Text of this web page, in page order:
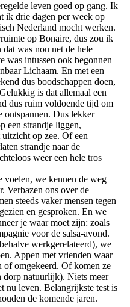
leven goed op gang. Ik
ik drie dagen per week op
Nederland mocht werken.
op Bonaire, dus zou ik
was nou net de hele
was intussen ook begonnen
Lichaam. En met een
dus boodschappen doen,
is dat allemaal een
dus ruim voldoende tijd om
ontspannen. Dus lekker
een strandje liggen,
op zee. Of een
strandje naar de
weer een hele tros
voelen, we kennen de weg
Verbazen ons over de
steeds vaker mensen tegen
en gesproken. En we
je waar moet zijn: zoals
voor de salsa-avond.
werkgerelateerd), we
Appen met vrienden waar
of omgekeerd. Of komen ze
natuurlijk). Niets meer
nu leven. Belangrijkste test is
de komende jaren.